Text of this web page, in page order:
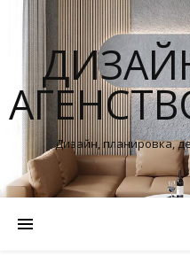
Дизайн, планировка,